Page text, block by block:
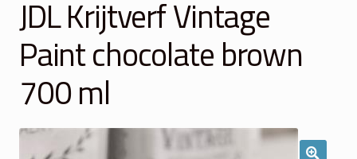
Winkelmand
Over Ons
Veelgestelde vragen
Contact
JDL Krijtverf Vintage
Paint chocolate brown
700 ml